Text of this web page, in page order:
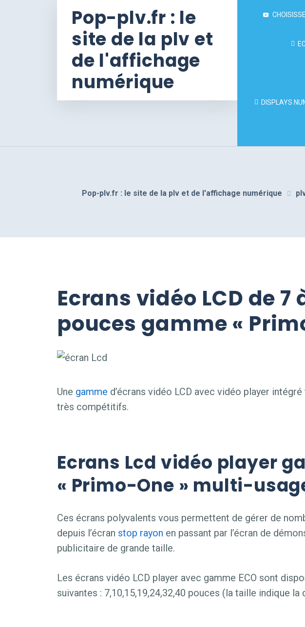
Pop-plv.fr : le
site de la plv et
de l'affichage
numérique
DISPLAYS
Pop-plv.fr : le site de la plv et de l'affichage numérique
Ecrans vidéo LCD de 7
pouces gamme «
Une gamme d’écrans vidéo LCD avec vidéo player
très compétitifs.
Ecrans Lcd vidéo player
« Primo-One » multi-
Ces écrans polyvalents vous permettent de gérer de
depuis l’écran stop rayon en passant par l’écran de
publicitaire de grande taille.
Les écrans vidéo LCD player avec gamme ECO sont
suivantes : 7,10,15,19,24,32,40 pouces (la taille indique la